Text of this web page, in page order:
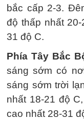
bắc cấp 2-3.
độ thấp nhất
31 độ C.
Phía Tây Bắc
sáng sớm có
sáng sớm trời
nhất 18-21 độ
cao nhất 28-31